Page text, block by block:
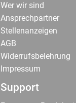
Wer wir sind
Ansprechpartner
Stellenanzeigen
AGB
Widerrufsbelehrung
Impressum
Support